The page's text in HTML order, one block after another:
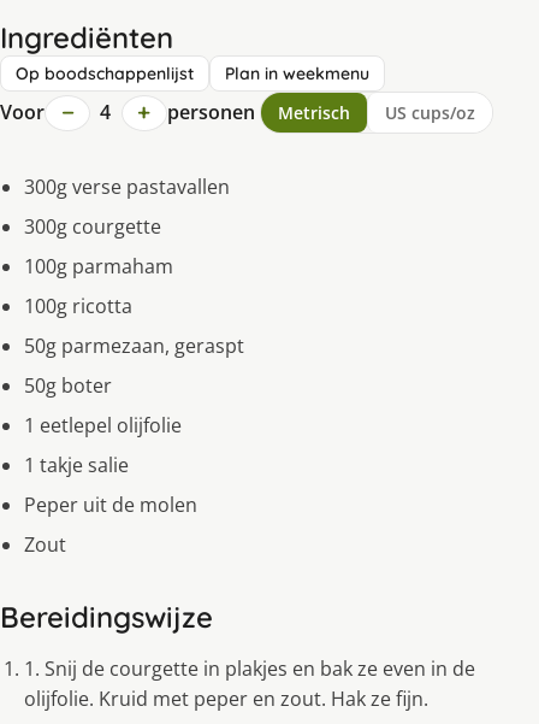
Ingrediënten
Op boodschappenlijst Plan in weekmenu
Voor − 4 + personen Metrisch US cups/oz
300g verse pastavallen
300g courgette
100g parmaham
100g ricotta
50g parmezaan, geraspt
50g boter
1 eetlepel olijfolie
1 takje salie
Peper uit de molen
Zout
Bereidingswijze
1. Snij de courgette in plakjes en bak ze even in de
olijfolie. Kruid met peper en zout. Hak ze fijn.